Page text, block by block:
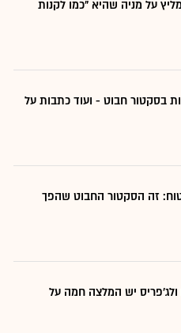
על מניה שהיא "כמו לקנות
בסקטור חבוט - ועוד כתבות על
זה הסקטור החבוט שהפך
יש המלצה חמה על